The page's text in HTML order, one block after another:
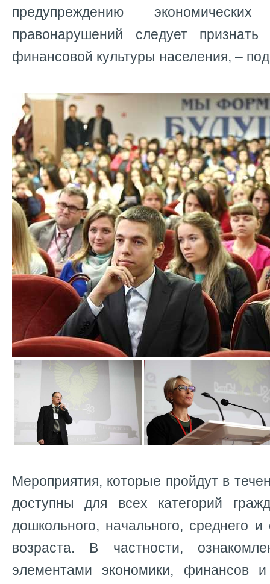
предупреждению
правонарушений следует
финансовой культуры населения, –
Мероприятия, которые пройдут в
доступны для всех категорий
дошкольного, начального, среднего
возраста. В частности,
элементами экономики, финансов